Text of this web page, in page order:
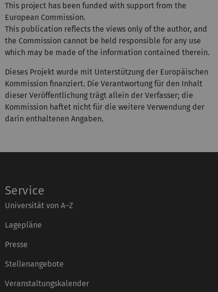
This project has been funded with support from the
European Commission.
This publication reflects the views only of the author, and
the Commission cannot be held responsible for any use
which may be made of the information contained therein.
Dieses Projekt wurde mit Unterstützung der Europäischen
Kommission finanziert. Die Verantwortung für den Inhalt
dieser Veröffentlichung trägt allein der Verfasser; die
Kommission haftet nicht für die weitere Verwendung der
darin enthaltenen Angaben.
Service
Universität von A–Z
Lagepläne
Presse
Stellenangebote
Veranstaltungskalender